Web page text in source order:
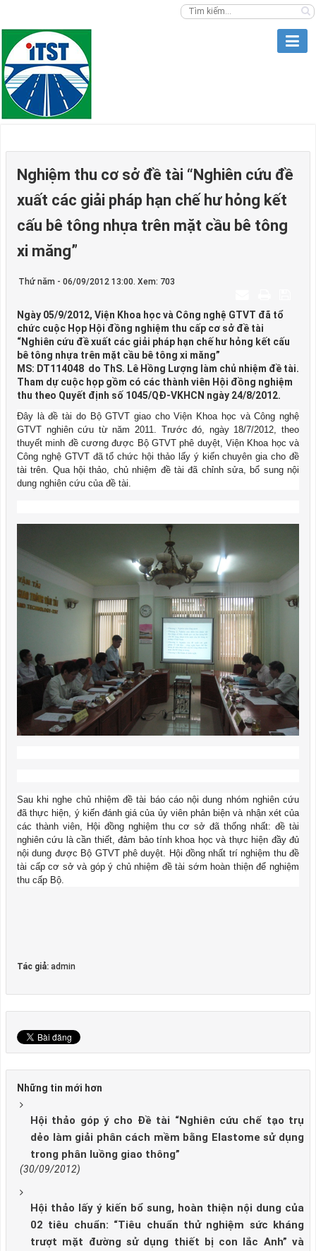
Nghiệm thu cơ sở đề tài “Nghiên cứu đề
xuất các giải pháp hạn chế hư hỏng kết
cấu bê tông nhựa trên mặt cầu bê tông
xi măng”
Thứ năm - 06/09/2012 13:00. Xem: 703
Ngày 05/9/2012, Viện Khoa học và Công nghệ GTVT đã tổ
chức cuộc Họp Hội đồng nghiệm thu cấp cơ sở đề tài
“Nghiên cứu đề xuất các giải pháp hạn chế hư hỏng kết cấu
bê tông nhựa trên mặt cầu bê tông xi măng”
MS: DT114048 do ThS. Lê Hồng Lượng làm chủ nhiệm đề tài.
Tham dự cuộc họp gồm có các thành viên Hội đồng nghiệm
thu theo Quyết định số 1045/QĐ-VKHCN ngày 24/8/2012.
Đây là đề tài do Bộ GTVT giao cho Viện Khoa học và Công nghệ
GTVT nghiên cứu từ năm 2011. Trước đó, ngày 18/7/2012, theo
thuyết minh đề cương được Bộ GTVT phê duyệt, Viện Khoa học và
Công nghệ GTVT đã tổ chức hội thảo lấy ý kiến chuyên gia cho đề
tài trên. Qua hội thảo, chủ nhiệm đề tài đã chỉnh sửa, bổ sung nội
dung nghiên cứu của đề tài.
Sau khi nghe chủ nhiệm đề tài báo cáo nội dung nhóm nghiên cứu
đã thực hiện, ý kiến đánh giá của ủy viên phản biện và nhận xét của
các thành viên, Hội đồng nghiệm thu cơ sở đã thống nhất: đề tài
nghiên cứu là cần thiết, đảm bảo tính khoa học và thực hiện đầy đủ
nội dung được Bộ GTVT phê duyệt. Hội đồng nhất trí nghiệm thu đề
tài cấp cơ sở và góp ý chủ nhiệm đề tài sớm hoàn thiện để nghiệm
thu cấp Bộ.
Tác giả: admin
Những tin mới hơn
Hội thảo góp ý cho Đề tài “Nghiên cứu chế tạo trụ
dẻo làm giải phân cách mềm bằng Elastome sử dụng
trong phân luồng giao thông”
(30/09/2012)
Hội thảo lấy ý kiến bổ sung, hoàn thiện nội dung của
02 tiêu chuẩn: “Tiêu chuẩn thử nghiệm sức kháng
trượt mặt đường sử dụng thiết bị con lắc Anh” và